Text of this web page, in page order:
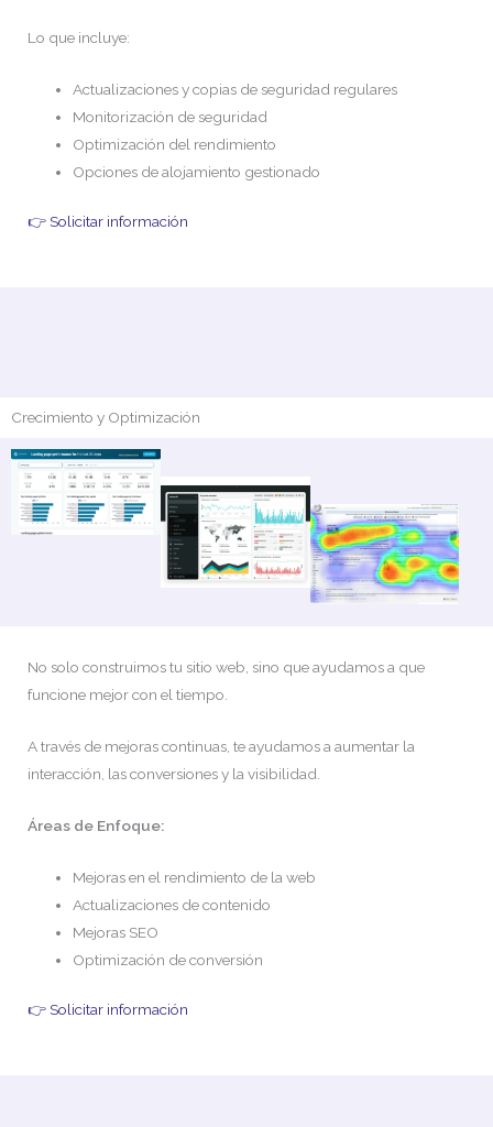
Lo que incluye:
Actualizaciones y copias de seguridad regulares
Monitorización de seguridad
Optimización del rendimiento
Opciones de alojamiento gestionado
👉 Solicitar información
Crecimiento y Optimización
No solo construimos tu sitio web, sino que ayudamos a que
funcione mejor con el tiempo.
A través de mejoras continuas, te ayudamos a aumentar la
interacción, las conversiones y la visibilidad.
Áreas de Enfoque:
Mejoras en el rendimiento de la web
Actualizaciones de contenido
Mejoras SEO
Optimización de conversión
👉 Solicitar información